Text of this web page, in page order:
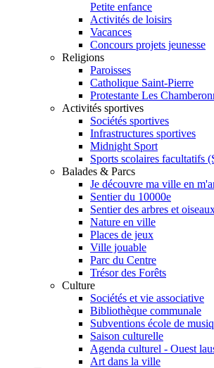
Petite enfance
Activités de loisirs
Vacances
Concours projets jeunesse
Religions
Paroisses
Catholique Saint-Pierre
Protestante Les
Activités sportives
Sociétés sportives
Infrastructures sportives
Midnight Sport
Sports scolaires facultatifs
Balades & Parcs
Je découvre ma ville en
Sentier du 10000e
Sentier des arbres et
Nature en ville
Places de jeux
Ville jouable
Parc du Centre
Trésor des Forêts
Culture
Sociétés et vie associative
Bibliothèque communale
Subventions école de
Saison culturelle
Agenda culturel - Ouest
Art dans la ville